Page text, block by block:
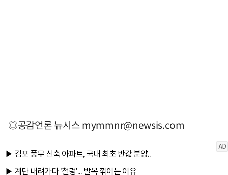
◎공감언론 뉴시스mymmnr@newsis.com